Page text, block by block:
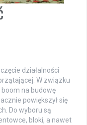
działalności
W związku
na budowę
powiększył się
Do wyboru są
bloki, a nawet